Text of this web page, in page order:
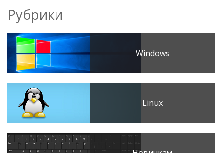
Рубрики
Windows
Linux